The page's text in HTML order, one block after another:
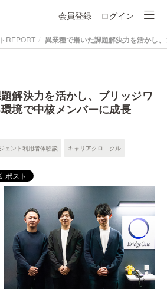
会員登録 ログイン
REPORT 異業種で磨いた課題解決力を活かし
解決力を活かし、ブリッジワ
境で中核メンバーに成長
ェント利用者体験談 キャリアクロニクル